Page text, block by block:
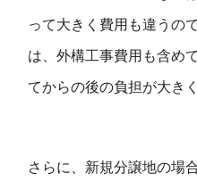
って大きく費用も違うの
は、外構工事費用も含め
てからの後の負担が大き
さらに、新規分譲地の場